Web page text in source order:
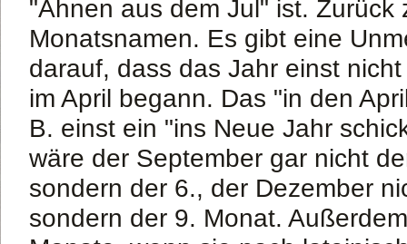
"Ahnen aus dem Jul" ist. Zurück
Monatsnamen. Es gibt eine
darauf, dass das Jahr einst
im April begann. Das "in den
B. einst ein "ins Neue Jahr
wäre der September gar nicht
sondern der 6., der Dezember
sondern der 9. Monat.